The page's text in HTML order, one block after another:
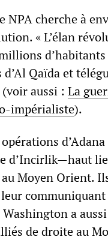
NPA cherche à
« L’élan
Qaïda et
aussi : La
impérialiste).
d’Incirlik—haut
Moyen Orient.
Washington a
de droite au